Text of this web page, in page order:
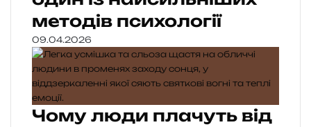
методів психології
09.04.2026
Чому люди плачуть від